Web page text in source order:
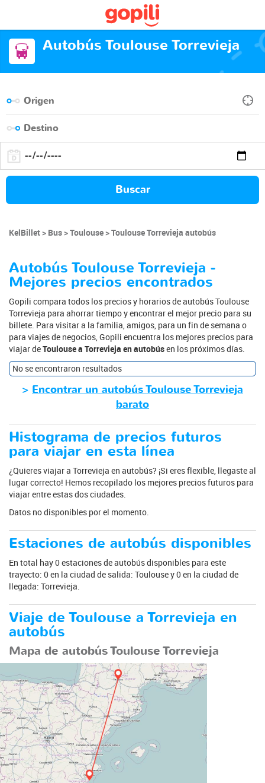
Autobús Toulouse Torrevieja
Buscar
KelBillet Bus Toulouse Toulouse Torrevieja autobús
Autobús Toulouse Torrevieja -
Mejores precios encontrados
Gopili compara todos los precios y horarios de autobús Toulouse
Torrevieja para ahorrar tiempo y encontrar el mejor precio para su
billete. Para visitar a la familia, amigos, para un fin de semana o
para viajes de negocios, Gopili encuentra los mejores precios para
viajar deToulouse a Torrevieja en autobúsen los próximos días.
No se encontraron resultados
> Encontrar un autobús Toulouse Torrevieja
barato
Histograma de precios futuros
para viajar en esta línea
¿Quieres viajar a Torrevieja en autobús? ¡Si eres flexible, llegaste al
lugar correcto! Hemos recopilado los mejores precios futuros para
viajar entre estas dos ciudades.
Datos no disponibles por el momento.
Estaciones de autobús disponibles
En total hay 0 estaciones de autobús disponibles para este
trayecto: 0 en la ciudad de salida: Toulouse y 0 en la ciudad de
llegada: Torrevieja.
Viaje de Toulouse a Torrevieja en
autobús
Mapa de autobús Toulouse Torrevieja